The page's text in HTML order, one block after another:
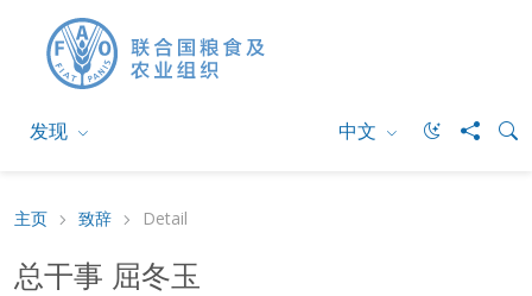
发现 中文
主页 致辞 Detail
总干事 屈冬玉